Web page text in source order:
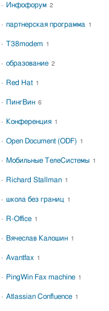
Инфофорум 2
партнерская программа 1
T38modem 1
образование 2
Red Hat 1
ПингВин 6
Конференция 1
Open Document (ODF) 1
Мобильные ТелеСистемы 1
Richard Stallman 1
школа без границ 1
R-Office 1
Вячеслав Калошин 1
Avantfax 1
PingWin Fax machine 1
Atlassian Confluence 1